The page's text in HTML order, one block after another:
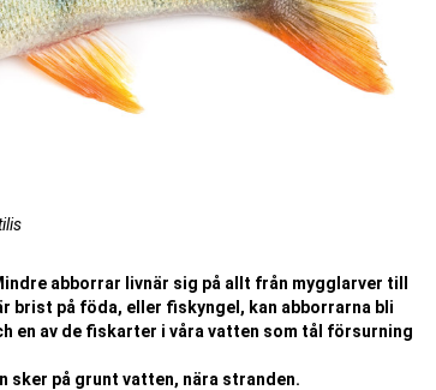
abborrar livnär sig på allt från mygglarver till
brist på föda, eller fiskyngel, kan abborrarna bli
en av de fiskarter i våra vatten som tål försurning
sker på grunt vatten, nära stranden.